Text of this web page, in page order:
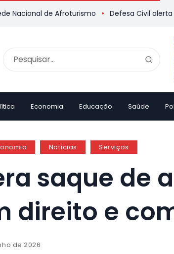
de Afroturismo Defesa Civil alerta para
Economia Educação Saúde
Notícias Serviços
saque de
direito e
de 2026